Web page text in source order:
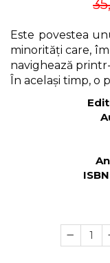
Este povestea
minorități care,
navighează
În același timp, o